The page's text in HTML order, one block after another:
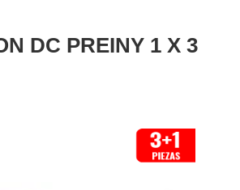
DC PREINY 1 X 3